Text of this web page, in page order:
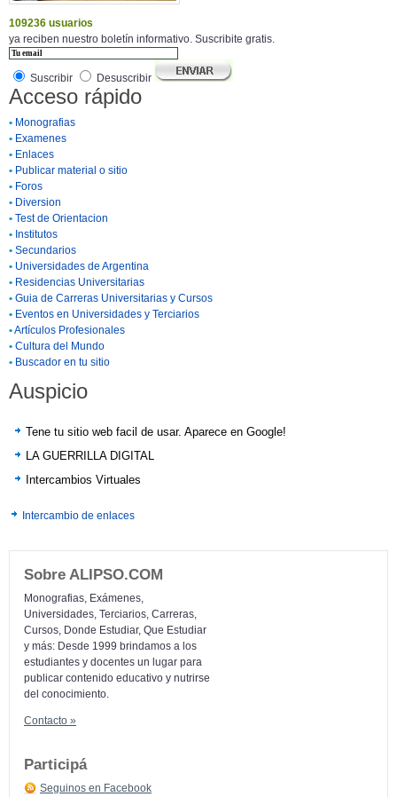
109236 usuarios
ya reciben nuestro boletín informativo. Suscribite gratis.
Suscribir Desuscribir
Acceso rápido
• Monografias
• Examenes
• Enlaces
• Publicar material o sitio
• Foros
• Diversion
• Test de Orientacion
• Institutos
• Secundarios
• Universidades de Argentina
• Residencias Universitarias
• Guia de Carreras Universitarias y Cursos
• Eventos en Universidades y Terciarios
•Artículos Profesionales
• Cultura del Mundo
• Buscador en tu sitio
Auspicio
Tene tu sitio web facil de usar. Aparece en Google!
LA GUERRILLA DIGITAL
Intercambios Virtuales
Intercambio de enlaces
Sobre ALIPSO.COM
Monografias, Exámenes,
Universidades, Terciarios, Carreras,
Cursos, Donde Estudiar, Que Estudiar
y más: Desde 1999 brindamos a los
estudiantes y docentes un lugar para
publicar contenido educativo y nutrirse
del conocimiento.
Contacto »
Participá
Seguinos en Facebook